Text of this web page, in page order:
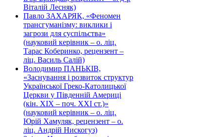
Віталій Лесняк)
Павло ЗАХАРЯК, «Феномен
трансгуманізму: виклики і
загрози для суспільства»
(науковий керівник – о. ліц.
Тарас Коберинко, рецензент –
ліц. Василь Салій)
Володимир ПАНЬКІВ,
«Заснування і розвиток структур
Української Греко-Католицької
Церкви у Південній Америці
(кін. ХІХ – поч. ХХІ ст.)»
(науковий керівник – о. ліц.
Юрій Хамуляк, рецензент – о.
ліц. Андрій Нискогуз)